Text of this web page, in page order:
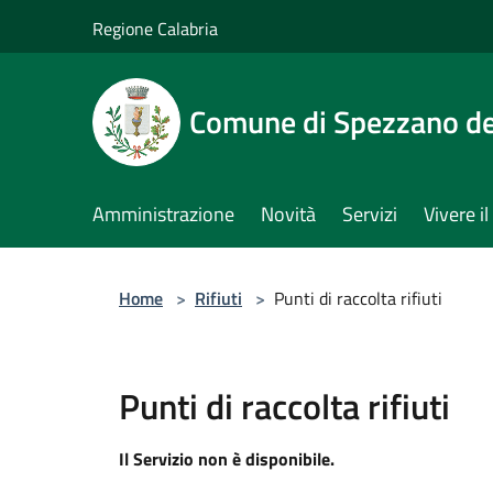
Regione Calabria
Comune di Spezzano
Amministrazione Novità Servizi Vivere
Home > Rifiuti > Punti di raccolta rifiuti
Punti di raccolta rifiuti
Il Servizio non è disponibile.